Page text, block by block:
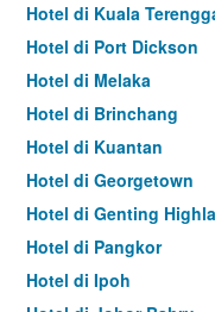
Hotel di Kuala
Hotel di Port Dickson
Hotel di Melaka
Hotel di Brinchang
Hotel di Kuantan
Hotel di Georgetown
Hotel di Genting
Hotel di Pangkor
Hotel di Ipoh